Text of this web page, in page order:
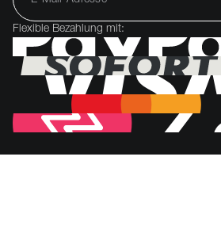
Flexible Bezahlung mit: